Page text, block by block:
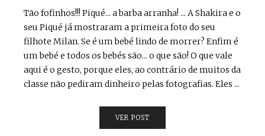
Tão fofinhos!!! Piqué... a barba arranha! ... A Shakira e o
seu Piqué já mostraram a primeira foto do seu
filhote Milan. Se é um bebé lindo de morrer? Enfim é
um bebé e todos os bebés são... o que são! O que vale
aqui é o gesto, porque eles, ao contrário de muitos da
classe não pediram dinheiro pelas fotografias. Eles ...
VER POST